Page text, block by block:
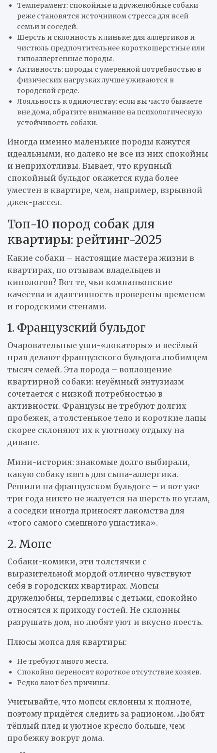
Темперамент: спокойные и дружелюбные собаки
реже становятся источником стресса для всей
семьи и соседей.
Шерсть и склонность к линьке: для аллергиков и
чистюль предпочтительнее короткошерстные или
гипоаллергенные породы.
Активность: породы с умеренной потребностью в
физических нагрузках лучше уживаются в
городской среде.
Лояльность к одиночеству: если вы часто бываете
вне дома, обратите внимание на психологическую
устойчивость собаки.
Иногда именно маленькие породы кажутся
идеальными, но далеко не все из них спокойны
и неприхотливы. Бывает, что крупный
спокойный бульдог окажется куда более
уместен в квартире, чем, например, взрывной
джек-рассел.
Топ-10 пород собак для
квартиры: рейтинг-2025
Какие собаки – настоящие мастера жизни в
квартирах, по отзывам владельцев и
кинологов? Вот те, чьи компаньонские
качества и адаптивность проверены временем
и городскими стенами.
1. Французский бульдог
Очаровательные уши-«локаторы» и весёлый
нрав делают французского бульдога любимцем
тысяч семей. Эта порода – воплощение
квартирной собаки: неуёмный энтузиазм
сочетается с низкой потребностью в
активности. Французы не требуют долгих
пробежек, а толстенькое тело и короткие лапы
скорее склоняют их к уютному отдыху на
диване.
Мини-история: знакомые долго выбирали,
какую собаку взять для сына-аллергика.
Решили на французском бульдоге – и вот уже
три года никто не жалуется на шерсть по углам,
а соседки иногда приносят лакомства для
«того самого смешного ушастика».
2. Мопс
Собаки-комики, эти толстячки с
выразительной мордой отлично чувствуют
себя в городских квартирах. Мопсы
дружелюбны, терпеливы с детьми, спокойно
относятся к приходу гостей. Не склонны
разрушать дом, но любят уют и вкусно поесть.
Плюсы мопса для квартиры:
Не требуют много места.
Спокойно переносят короткое отсутствие хозяев.
Редко лают без причины.
Учитывайте, что мопсы склонны к полноте,
поэтому придётся следить за рационом. Любят
тёплый плед и уютное кресло больше, чем
пробежку вокруг дома.